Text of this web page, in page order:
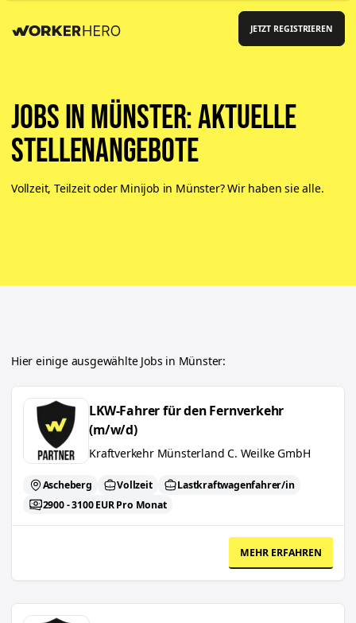
JETZT REGISTRIEREN
Jobs in Münster: aktuelle
Stellenangebote
Vollzeit, Teilzeit oder Minijob in Münster? Wir haben sie alle.
Hier einige ausgewählte Jobs in Münster:
LKW-Fahrer für den Fernverkehr (m/w/d)
LKW-Fahrer für den Fernverkehr
(m/w/d)
Kraftverkehr Münsterland C. Weilke GmbH
Ascheberg Vollzeit
Lastkraftwagenfahrer/in
2900 - 3100 EUR Pro Monat
MEHR ERFAHREN
Industrieelektroniker (m/w/d)